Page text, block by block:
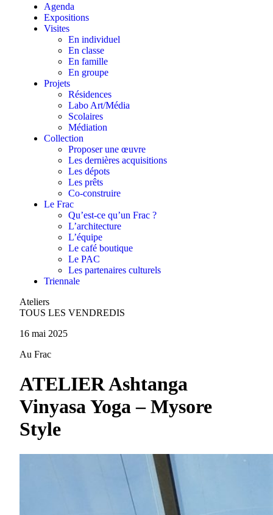
Agenda
Expositions
Visites
En individuel
En classe
En famille
En groupe
Projets
Résidences
Labo Art/Média
Scolaires
Médiation
Collection
Proposer une œuvre
Les dernières acquisitions
Les dépots
Les prêts
Co-construire
Le Frac
Qu’est-ce qu’un Frac ?
L’architecture
L’équipe
Le café boutique
Le PAC
Les partenaires culturels
Triennale
Ateliers
TOUS LES VENDREDIS
16 mai 2025
Au Frac
ATELIER Ashtanga
Vinyasa Yoga – Mysore
Style